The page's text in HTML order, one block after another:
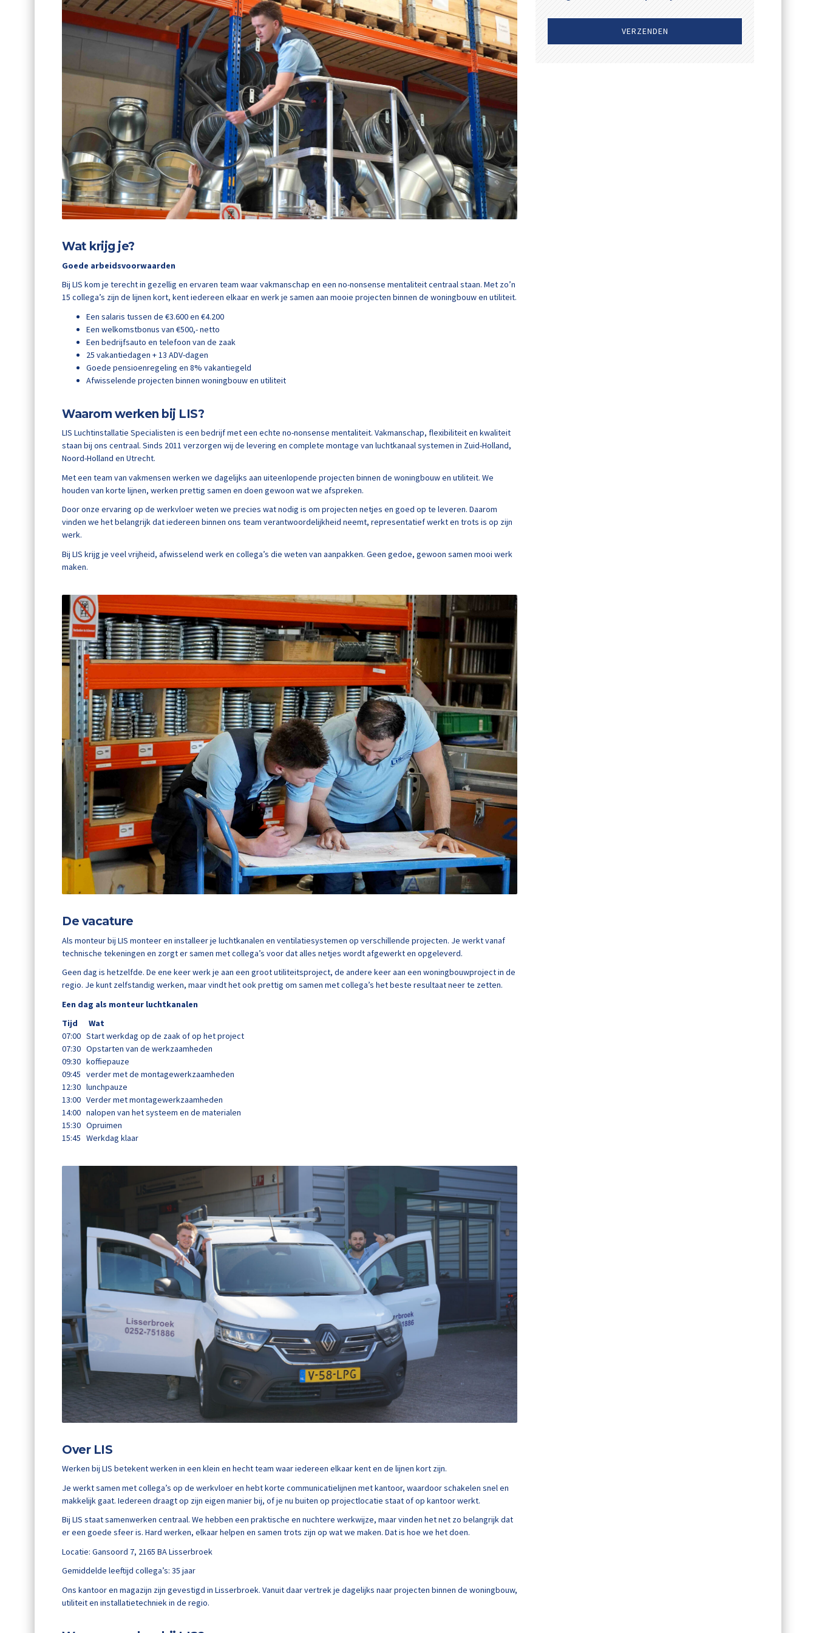
Wat krijg je?
Goede arbeidsvoorwaarden
Bij LIS kom je terecht in gezellig en ervaren team waar vakmanschap en een no-nonsense mentaliteit centraal staan. Met zo’n
15 collega’s zijn de lijnen kort, kent iedereen elkaar en werk je samen aan mooie projecten binnen de woningbouw en utiliteit.
Een salaris tussen de €3.600 en €4.200
Een welkomstbonus van €500,- netto
Een bedrijfsauto en telefoon van de zaak
25 vakantiedagen + 13 ADV-dagen
Goede pensioenregeling en 8% vakantiegeld
Afwisselende projecten binnen woningbouw en utiliteit
Waarom werken bij LIS?
LIS Luchtinstallatie Specialisten is een bedrijf met een echte no-nonsense mentaliteit. Vakmanschap, flexibiliteit en kwaliteit
staan bij ons centraal. Sinds 2011 verzorgen wij de levering en complete montage van luchtkanaal systemen in Zuid-Holland,
Noord-Holland en Utrecht.
Met een team van vakmensen werken we dagelijks aan uiteenlopende projecten binnen de woningbouw en utiliteit. We
houden van korte lijnen, werken prettig samen en doen gewoon wat we afspreken.
Door onze ervaring op de werkvloer weten we precies wat nodig is om projecten netjes en goed op te leveren. Daarom
vinden we het belangrijk dat iedereen binnen ons team verantwoordelijkheid neemt, representatief werkt en trots is op zijn
werk.
Bij LIS krijg je veel vrijheid, afwisselend werk en collega’s die weten van aanpakken. Geen gedoe, gewoon samen mooi werk
maken.
De vacature
Als monteur bij LIS monteer en installeer je luchtkanalen en ventilatiesystemen op verschillende projecten. Je werkt vanaf
technische tekeningen en zorgt er samen met collega’s voor dat alles netjes wordt afgewerkt en opgeleverd.
Geen dag is hetzelfde. De ene keer werk je aan een groot utiliteitsproject, de andere keer aan een woningbouwproject in de
regio. Je kunt zelfstandig werken, maar vindt het ook prettig om samen met collega’s het beste resultaat neer te zetten.
Een dag als monteur luchtkanalen
Tijd Wat
07:00 Start werkdag op de zaak of op het project
07:30 Opstarten van de werkzaamheden
09:30 koffiepauze
09:45 verder met de montagewerkzaamheden
12:30 lunchpauze
13:00 Verder met montagewerkzaamheden
14:00 nalopen van het systeem en de materialen
15:30 Opruimen
15:45 Werkdag klaar
Over LIS
Werken bij LIS betekent werken in een klein en hecht team waar iedereen elkaar kent en de lijnen kort zijn.
Je werkt samen met collega’s op de werkvloer en hebt korte communicatielijnen met kantoor, waardoor schakelen snel en
makkelijk gaat. Iedereen draagt op zijn eigen manier bij, of je nu buiten op projectlocatie staat of op kantoor werkt.
Bij LIS staat samenwerken centraal. We hebben een praktische en nuchtere werkwijze, maar vinden het net zo belangrijk dat
er een goede sfeer is. Hard werken, elkaar helpen en samen trots zijn op wat we maken. Dat is hoe we het doen.
Locatie: Gansoord 7, 2165 BA Lisserbroek
Gemiddelde leeftijd collega’s: 35 jaar
Ons kantoor en magazijn zijn gevestigd in Lisserbroek. Vanuit daar vertrek je dagelijks naar projecten binnen de woningbouw,
utiliteit en installatietechniek in de regio.